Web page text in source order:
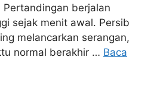
berjalan
sejak menit awal. Persib
melancarkan serangan,
normal berakhir … Baca